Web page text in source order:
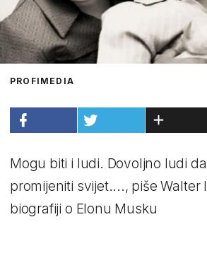
PROFIMEDIA
Mogu biti i ludi. Dovoljno ludi
promijeniti svijet...., piše Walter
biografiji o Elonu Musku